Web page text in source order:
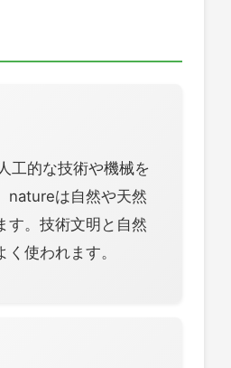
工的な技術や機械を
natureは自然や天然
す。技術文明と自然
使われます。